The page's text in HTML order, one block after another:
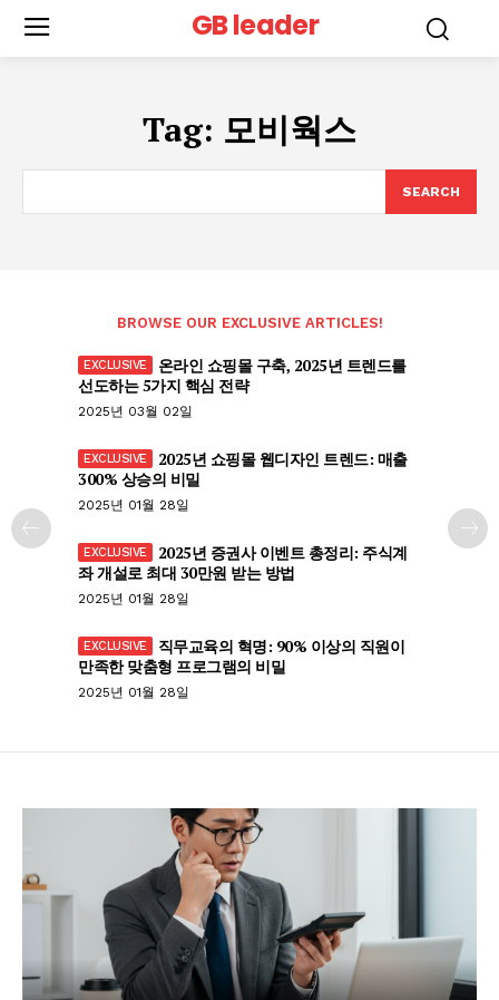
GB leader
Tag: 모비웍스
SEARCH
BROWSE OUR EXCLUSIVE ARTICLES!
온라인 쇼핑몰 구축, 2025년 트렌드를
선도하는 5가지 핵심 전략
2025년 03월 02일
2025년 쇼핑몰 웹디자인 트렌드: 매출
300% 상승의 비밀
2025년 01월 28일
2025년 증권사 이벤트 총정리: 주식계
좌 개설로 최대 30만원 받는 방법
2025년 01월 28일
직무교육의 혁명: 90% 이상의 직원이
만족한 맞춤형 프로그램의 비밀
2025년 01월 28일